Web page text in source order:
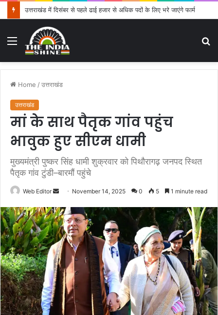
उत्तराखंड में दिसंबर से पहले ढाई हजार से अधिक पदों के लिए भरे जाएंगे फार्म
Menu
Home /उत्तराखंड
उत्तराखंड
मां के साथ पैतृक गांव पहुंच
भावुक हुए सीएम धामी
मुख्यमंत्री पुष्कर सिंह धामी शुक्रवार को पिथौरागढ़ जनपद स्थित
पैतृक गांव टुंडी–बारमौं पहुंचे
Web Editor
n
d
a
n
e
m
a
November 14, 2025 0 5 1 minute read